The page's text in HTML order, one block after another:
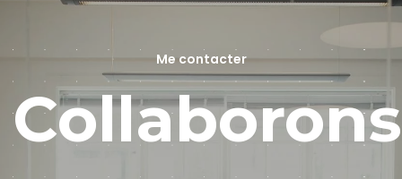
Me contacter
Collaborons